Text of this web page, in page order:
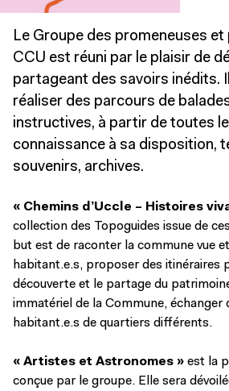
Le Groupe des promeneuses
CCU est réuni par le plaisir de
partageant des savoirs inédits.
réaliser des parcours de
instructives, à partir de toutes
connaissance à sa disposition,
souvenirs, archives.
« Chemins d’Uccle – Histoires
collection des Topoguides issue de
but est de raconter la commune vue
habitant.e.s, proposer des itinéraires
découverte et le partage du
immatériel de la Commune, échanger
habitant.e.s de quartiers différents.
« Artistes et Astronomes » est la
conçue par le groupe. Elle sera